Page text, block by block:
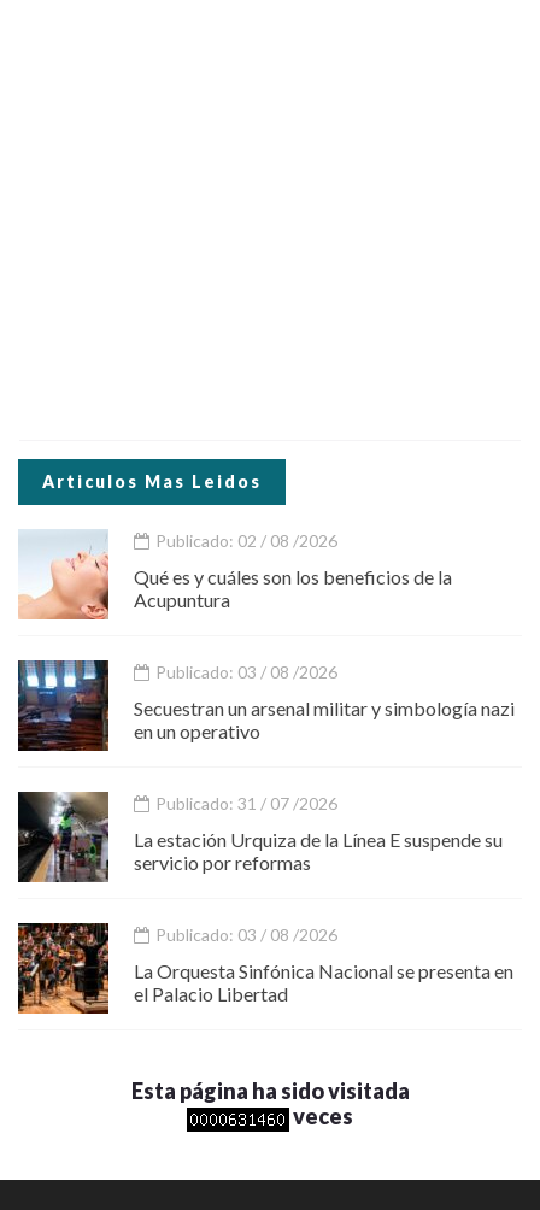
Articulos Mas Leidos
Publicado: 02 / 08 /2026
Qué es y cuáles son los beneficios de la
Acupuntura
Publicado: 03 / 08 /2026
Secuestran un arsenal militar y simbología nazi
en un operativo
Publicado: 31 / 07 /2026
La estación Urquiza de la Línea E suspende su
servicio por reformas
Publicado: 03 / 08 /2026
La Orquesta Sinfónica Nacional se presenta en
el Palacio Libertad
Esta página ha sido visitada
veces